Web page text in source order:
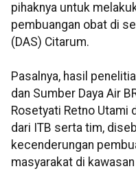
pihaknya untuk
pembuangan obat di
(DAS) Citarum.
Pasalnya, hasil
dan Sumber Daya Air
Rosetyati Retno Utami
dari ITB serta tim,
kecenderungan
masyarakat di